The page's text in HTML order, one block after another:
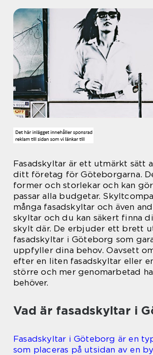
Fasadskyltar är ett utmärkt sätt
ditt företag för Göteborgarna.
former och storlekar och kan
passar alla budgetar.
många fasadskyltar och även
skyltar och du kan säkert finna
skylt där. De erbjuder ett brett
fasadskyltar i Göteborg som
uppfyller dina behov. Oavsett
efter en liten fasadskyltar eller
större och mer genomarbetad
behöver.
Vad är fasadskyltar i
Fasadskyltar i Göteborg är en
som placeras på utsidan av en